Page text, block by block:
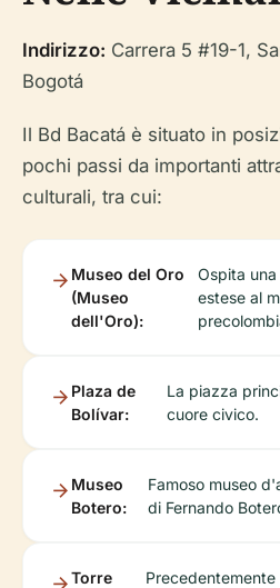
Indirizzo: Carrera 5 #19-1,
Bogotá
Il Bd Bacatá è situato in
pochi passi da importanti
culturali, tra cui:
Museo del Oro
(Museo
dell'Oro):
Ospita
estese al
Plaza de
Bolívar:
La piazza
cuore civico.
Museo
Botero:
Famoso museo
di Fernando
Torre